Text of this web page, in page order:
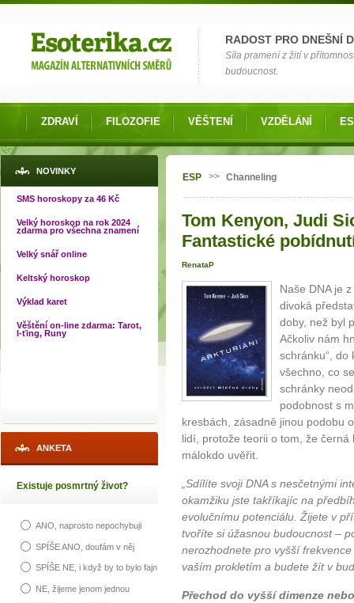
RADOST PRO DNEŠNÍ
Síla pramení z žití v
budoucnost.
ZDRAVÍ FILOZOFIE VĚŠTENÍ VZDĚLÁNÍ
NOVINKY
SMS horoskopy za 46 Kč
Velký horoskop na rok 2024
zdarma pro všechna znamení
Velký snář online
Keltský horoskop
Výklad karet
Věštění on-line zdarma: Tarot,
I-ťing, Runy
ANKETA
Existuje posmrtný život?
ANO, naprosto nepochybuji
SPÍŠE ANO, doufám v něj
SPÍŠE NE, i když by to bylo fajn
NE, žijeme jenom jednou
Jste zde
ESP >> Channeling
Tom Kenyon, Judi
Fantastické
RenataP
Naše DNA je
divoká
doby, než byl
Ačkoliv nám
schránku“, do
všechno, co
schránky
podobnost s
kresbách, zásadně jinou podobu
lidí, protože teorii o tom, že
málokdo uvěřit.
„Sdílíte svoji DNA s nesčetnými
okamžiku jste takříkajíc na
evolučnímu potenciálu. Žijete v
tvoříte si úžasnou budoucnost –
nerozhodnete pro vyšší
vaším prokletím a budete žít v
Přechod do vyšší dimenze